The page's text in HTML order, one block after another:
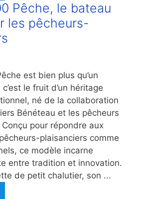
Pêche, le bateau
les pêcheurs-
est bien plus qu’un
le fruit d’un héritage
né de la collaboration
Bénéteau et les pêcheurs
pour répondre aux
plaisanciers comme
ce modèle incarne
entre tradition et innovation.
de petit chalutier, son ...